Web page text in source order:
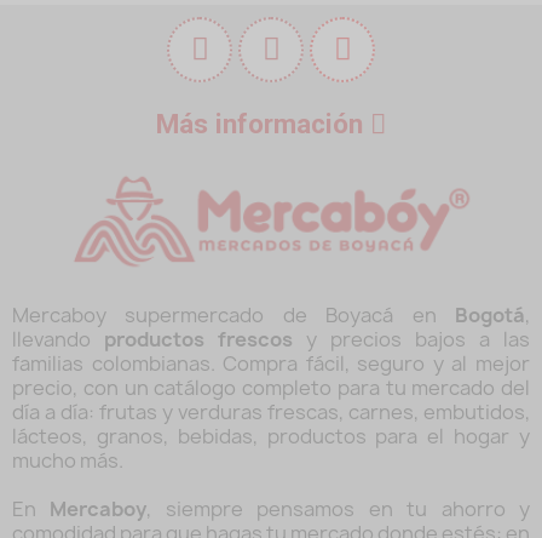
Más información
Mercaboy supermercado de Boyacá en Bogotá,
llevando productos frescos y precios bajos a las
familias colombianas. Compra fácil, seguro y al mejor
precio, con un catálogo completo para tu mercado del
día a día: frutas y verduras frescas, carnes, embutidos,
lácteos, granos, bebidas, productos para el hogar y
mucho más.
En Mercaboy, siempre pensamos en tu ahorro y